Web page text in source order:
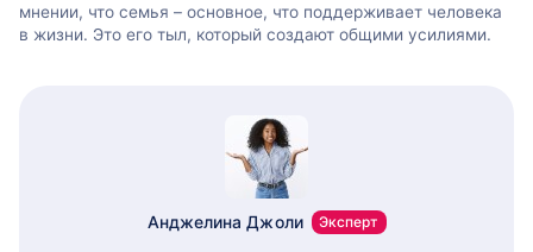
мнении, что семья – основное, что поддерживает человека
в жизни. Это его тыл, который создают общими усилиями.
Анджелина Джоли Эксперт